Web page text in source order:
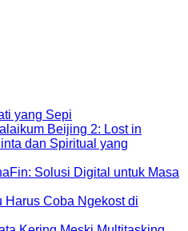
yang Sepi
Beijing 2: Lost in
dan Spiritual yang
Solusi Digital untuk Masa
Harus Coba Ngekost di